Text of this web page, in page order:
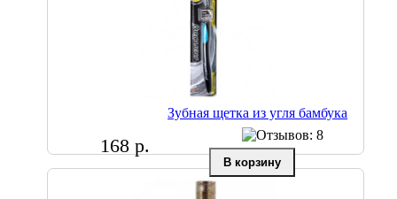
Зубная щетка из угля бамбука
168 р.